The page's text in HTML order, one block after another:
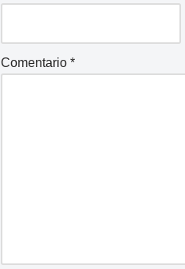
Comentario *